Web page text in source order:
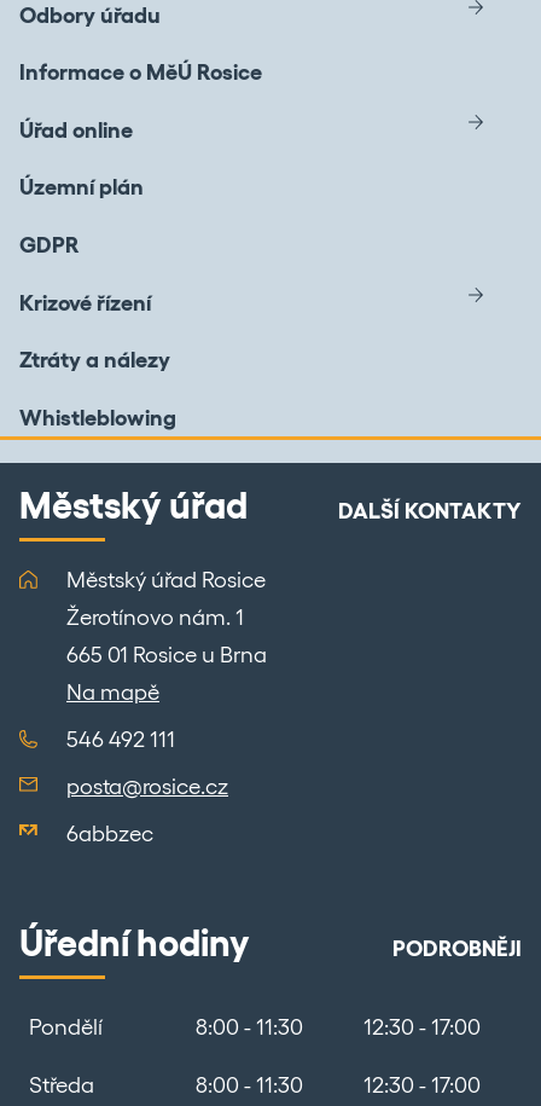
Odbory úřadu
Informace o MěÚ Rosice
Úřad online
Územní plán
GDPR
Krizové řízení
Ztráty a nálezy
Whistleblowing
Městský úřad DALŠÍ KONTAKTY
Městský úřad Rosice
Žerotínovo nám. 1
665 01 Rosice u Brna
Na mapě
546 492 111
posta@rosice.cz
6abbzec
Úřední hodiny PODROBNĚJI
Pondělí 8:00 - 11:30 12:30 - 17:00
Středa 8:00 - 11:30 12:30 - 17:00